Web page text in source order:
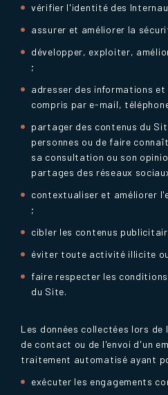
vérifier l'identité des
assurer et améliorer la
développer, exploiter,
;
adresser des informations
compris par e-mail,
partager des contenus du
personnes ou de faire
sa consultation ou son
partages des réseaux
contextualiser et améliorer
;
cibler les contenus
éviter toute activité illicite
faire respecter les
du Site.
Les données collectées lors
de contact ou de l'envoi d'un
traitement automatisé ayant
exécuter les engagements